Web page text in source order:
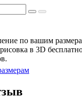
по вашим
в 3D